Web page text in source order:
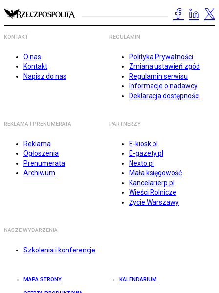
KONTAKT
O nas
Kontakt
Napisz do nas
REGULAMIN
Polityka Prywatności
Zmiana ustawień zgód
Regulamin serwisu
Informacje o nadawcy
Deklaracja dostępności
REKLAMA I PRENUMERATA
Reklama
Ogłoszenia
Prenumerata
Archiwum
PARTNERZY
E-kiosk.pl
E-gazety.pl
Nexto.pl
Mała księgowość
Kancelarierp.pl
Wieści Rolnicze
Życie Warszawy
NASZE WYDARZENIA
Szkolenia i konferencje
MAPA STRONY KALENDARIUM